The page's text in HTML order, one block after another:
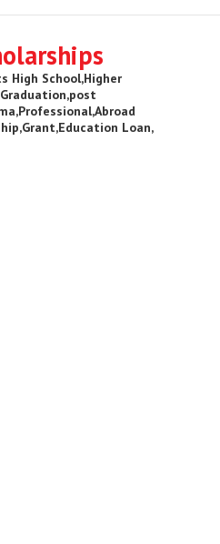
High School,Higher
Loan,